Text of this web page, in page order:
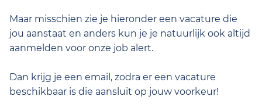
Maar misschien zie je hieronder een vacature die
jou aanstaat en anders kun je je natuurlijk ook altijd
aanmelden voor onze job alert.
Dan krijg je een email, zodra er een vacature
beschikbaar is die aansluit op jouw voorkeur!